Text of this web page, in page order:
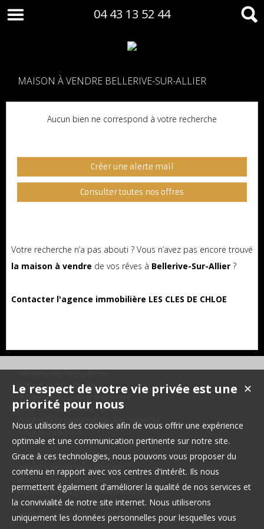
04 43 13 52 44
MAISON À VENDRE BELLERIVE-SUR-ALLIER
Aucun bien ne correspond à votre recherche
Créer une alerte mail
Consulter toutes nos offres
Votre recherche n’a pas abouti ? Vous n’avez pas encore trouvé
la maison à vendre de vos rêves à Bellerive-Sur-Allier ?
Contacter l'agence immobilière LES CLES DE CHLOE
Achat maison Le Cendre
Achat maison Cournon-d'Auvergne
Achat maison Clermont-Ferrand
Achat maison Charbonnières-les-Varennes
Maison à vendre Châtel-Guyon
Maison à vendre Saint-Beauzire
Maison à vendre Les Martres-de-Veyre
Maison à vendre Châtel-Guyon
Maison à vendre Pont-du-Château
✕
Le respect de votre vie privée est une
priorité pour nous
Nous utilisons des cookies afin de vous offrir une expérience
optimale et une communication pertinente sur notre site.
Grace à ces technologies, nous pouvons vous proposer du
contenu en rapport avec vos centres d'intérêt. Ils nous
permettent également d'améliorer la qualité de nos services et
la convivialité de notre site internet. Nous utiliserons
uniquement les données personnelles pour lesquelles vous